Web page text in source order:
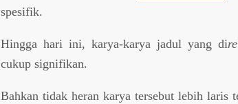
spesifik.
Hingga hari ini, karya-karya jadul yang di
cukup signifikan.
Bahkan tidak heran karya tersebut lebih laris